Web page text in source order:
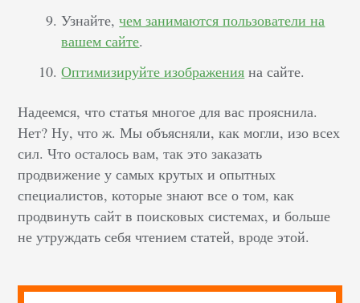
Узнайте,чем занимаются пользователи на
вашем сайте.
Оптимизируйте изображения на сайте.
Надеемся, что статья многое для вас прояснила.
Нет? Ну, что ж. Мы объясняли, как могли, изо всех
сил. Что осталось вам, так это заказать
продвижение у самых крутых и опытных
специалистов, которые знают все о том, как
продвинуть сайт в поисковых системах, и больше
не утруждать себя чтением статей, вроде этой.